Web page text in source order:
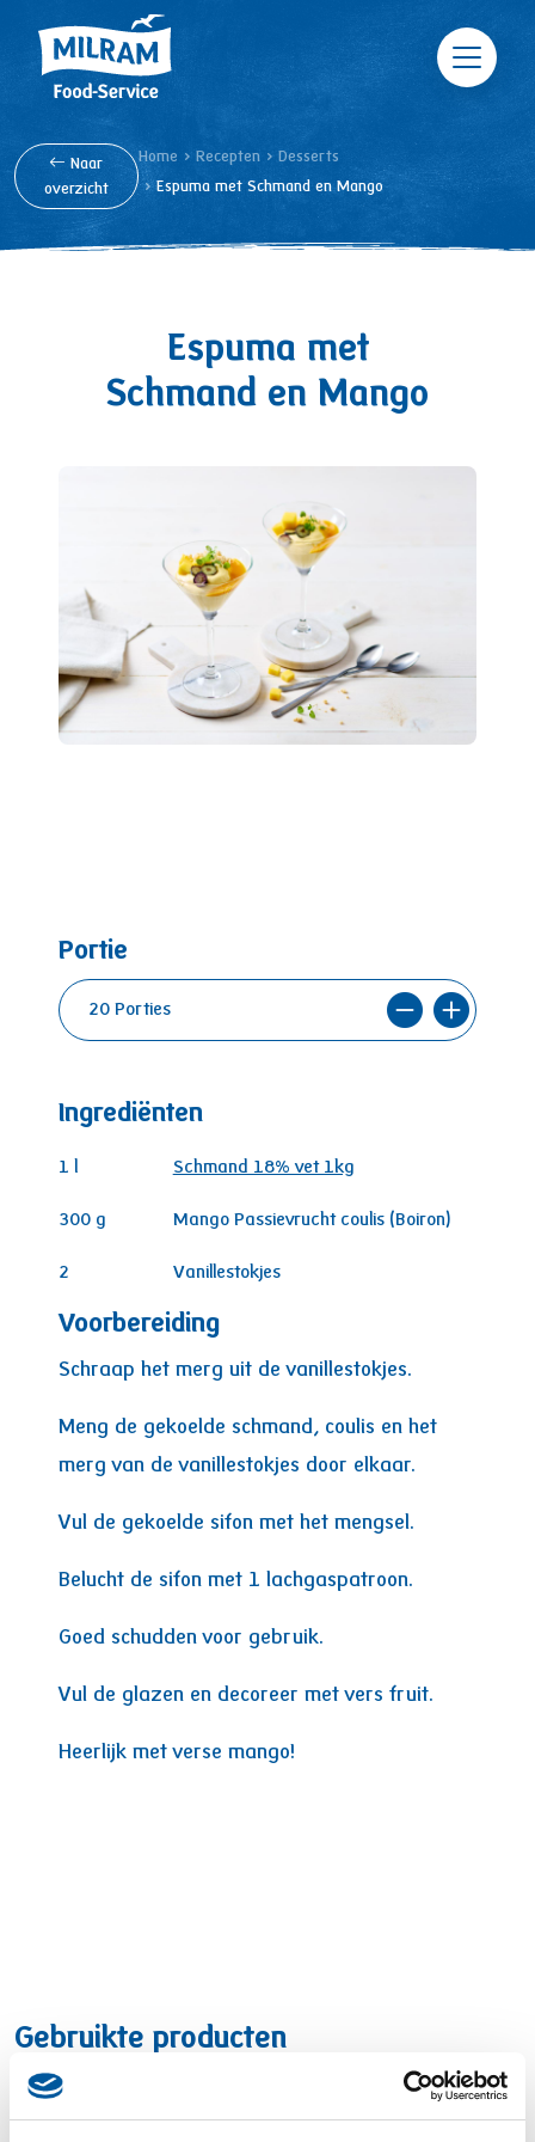
Skip to main content
Naar
overzicht
Breadcrumb
Home Recepten
Desserts
Espuma met Schmand en Mango
Espuma met
Schmand en Mango
Portie
Ingrediënten
1 l Schmand 18% vet 1kg
300 g Mango Passievrucht coulis (Boiron)
2 Vanillestokjes
Voorbereiding
Schraap het merg uit de vanillestokjes.
Meng de gekoelde schmand, coulis en het
merg van de vanillestokjes door elkaar.
Vul de gekoelde sifon met het mengsel.
Belucht de sifon met 1 lachgaspatroon.
Goed schudden voor gebruik.
Vul de glazen en decoreer met vers fruit.
Heerlijk met verse mango!
Gebruikte producten